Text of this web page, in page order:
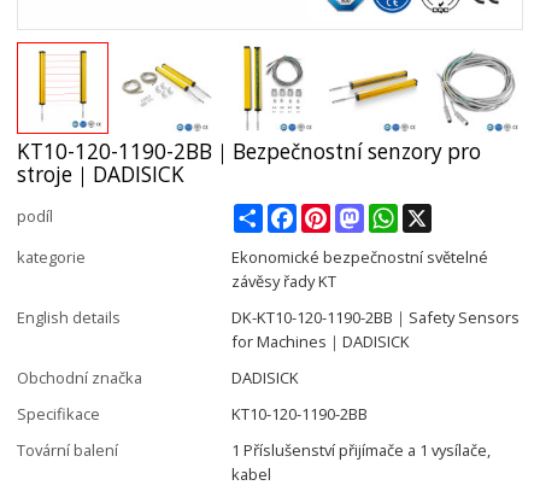
KT10-120-1190-2BB｜Bezpečnostní senzory pro
stroje｜DADISICK
podíl ShareFacebookPinterestMastodonWhatsApp
kategorie
Ekonomické bezpečnostní světelné
závěsy řady KT
English details
DK-KT10-120-1190-2BB｜Safety Sensors
for Machines｜DADISICK
Obchodní značka
DADISICK
Specifikace
KT10-120-1190-2BB
Tovární balení
1 Příslušenství přijímače a 1 vysílače,
kabel